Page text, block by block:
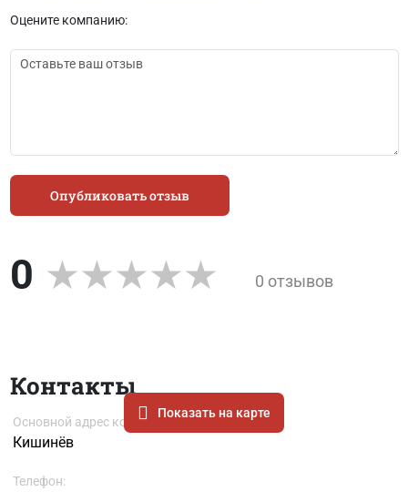
Оцените компанию:
Опубликовать отзыв
0 0 отзывов
Контакты
Показать на карте
Основной адрес компании
Кишинёв
Телефон: